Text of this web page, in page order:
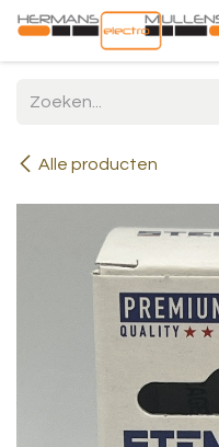
Overslaan naar inhoud
Alle producten